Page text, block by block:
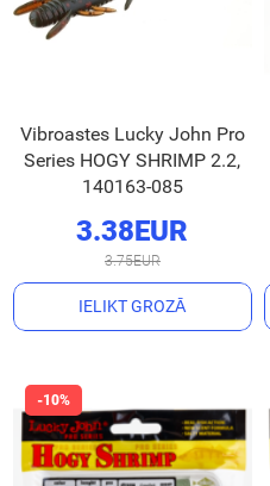
Vibroastes Lucky John Pro
Series HOGY SHRIMP 2.2,
140163-085
3.38EUR
3.75EUR
IELIKT GROZĀ